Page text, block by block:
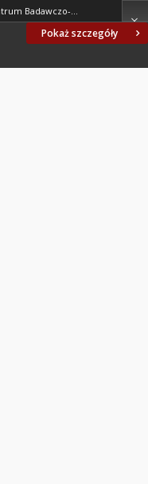
Pokaż szczegóły
Centrum Badawczo-Projektowe Żeglugi Śródlądowej we Wrocławiu. Oprac.